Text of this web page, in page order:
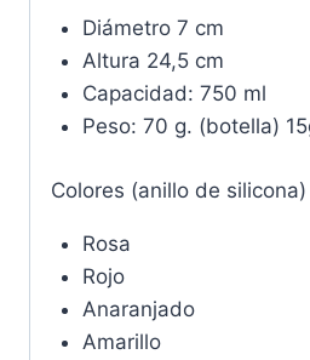
Diámetro 7 cm
Altura 24,5 cm
Capacidad: 750 ml
Peso: 70 g. (botella)
Colores (anillo de silicona)
Rosa
Rojo
Anaranjado
Amarillo